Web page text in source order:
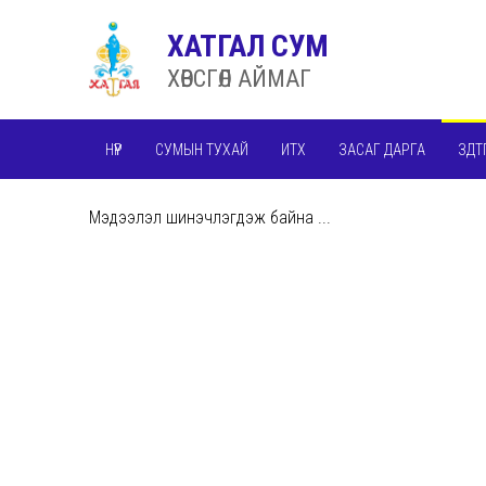
ХАТГАЛ СУМ
ХӨВСГӨЛ АЙМАГ
НҮҮР СУМЫН ТУХАЙ ИТХ ЗАСАГ ДАРГА
Мэдээлэл шинэчлэгдэж байна ...